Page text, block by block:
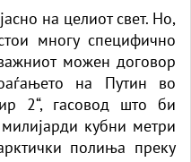
на целиот свет. Но,
многу специфично
можен договор
на Путин во
2“, гасовод што би
кубни метри
полиња преку